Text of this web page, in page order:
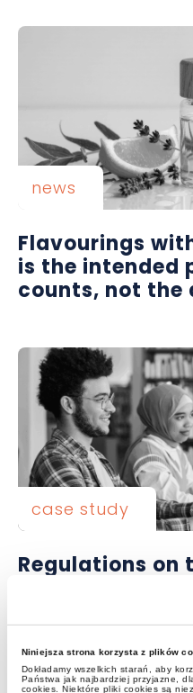
Niniejsza strona korzysta z plików
Dokładamy wszelkich starań, aby
Państwa jak najbardziej przyjazne,
cookies. Niektóre pliki cookies są
news
Flavourings
is the intended
counts, not the
case study
Regulations on
of foreign